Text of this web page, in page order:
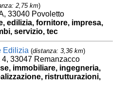
2,75 km)
33040 Povoletto
edilizia, fornitore, impresa,
servizio, tec
Edilizia (distanza: 3,36 km)
33047 Remanzacco
immobiliare, ingegneria,
ristrutturazioni,